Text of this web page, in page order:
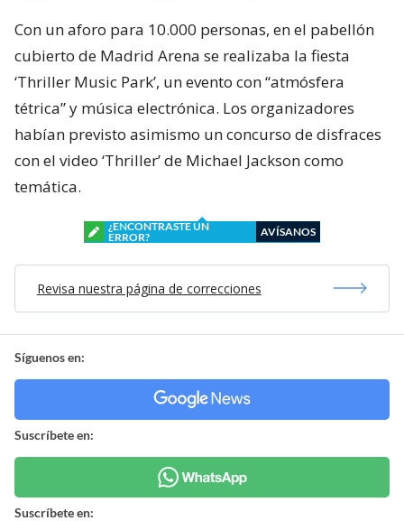
Con un aforo para 10.000 personas, en el pabellón
cubierto de Madrid Arena se realizaba la fiesta
‘Thriller Music Park’, un evento con “atmósfera
tétrica” y música electrónica. Los organizadores
habían previsto asimismo un concurso de disfraces
con el video ‘Thriller’ de Michael Jackson como
temática.
¿ENCONTRASTE UN
ERROR?
AVÍSANOS
Revisa nuestra página de correcciones
Síguenos en:
Suscríbete en:
Suscríbete en: